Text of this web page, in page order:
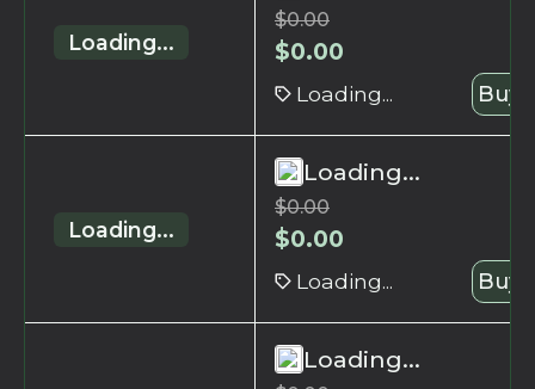
Loading...
$0.00
$0.00
Loading... Buy
Loading...
Loading...
$0.00
$0.00
Loading... Buy
Loading...